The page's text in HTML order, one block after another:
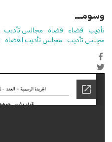
وسومـــــ
تأديب قضاء قضاة مجالس تأديب
مجلس تأديب مجلس تأديب القضاة